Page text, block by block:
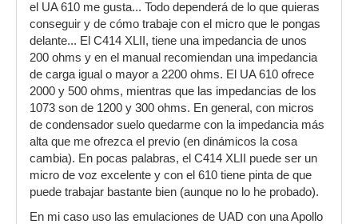
el UA 610 me gusta... Todo dependerá de lo que quieras
conseguir y de cómo trabaje con el micro que le pongas
delante... El C414 XLII, tiene una impedancia de unos
200 ohms y en el manual recomiendan una impedancia
de carga igual o mayor a 2200 ohms. El UA 610 ofrece
2000 y 500 ohms, mientras que las impedancias de los
1073 son de 1200 y 300 ohms. En general, con micros
de condensador suelo quedarme con la impedancia más
alta que me ofrezca el previo (en dinámicos la cosa
cambia). En pocas palabras, el C414 XLII puede ser un
micro de voz excelente y con el 610 tiene pinta de que
puede trabajar bastante bien (aunque no lo he probado).
En mi caso uso las emulaciones de UAD con una Apollo